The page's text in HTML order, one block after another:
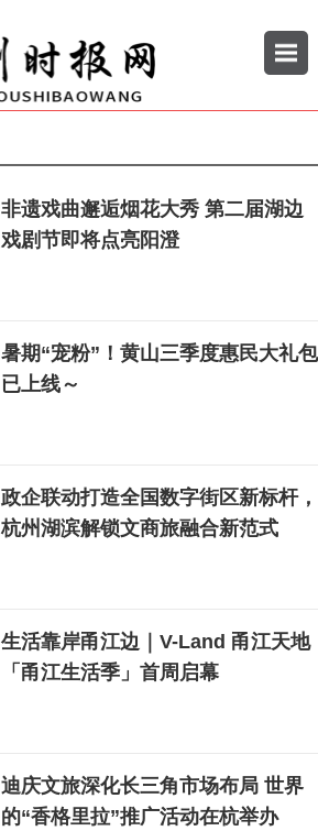
公司 企业
非遗戏曲邂逅烟花大秀 第二届湖边
戏剧节即将点亮阳澄
暑期“宠粉”！黄山三季度惠民大礼包
已上线～
政企联动打造全国数字街区新标杆，
杭州湖滨解锁文商旅融合新范式
生活靠岸甬江边｜V-Land 甬江天地
「甬江生活季」首周启幕
迪庆文旅深化长三角市场布局 世界
的“香格里拉”推广活动在杭举办